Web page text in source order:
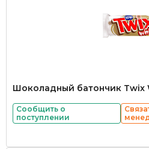
Шоколадный батончик Twix
Сообщить о
поступлении